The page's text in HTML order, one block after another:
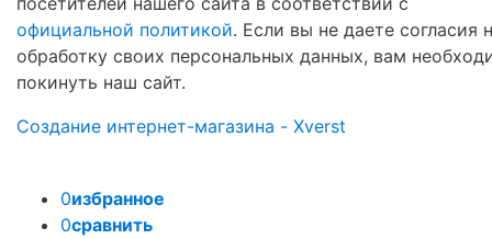
официальной политикой. Если вы не даете согласия
обработку своих персональных данных, вам
покинуть наш сайт.
Создание интернет-магазина - Xverst
0избранное
0сравнить